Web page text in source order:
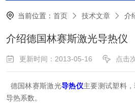
当前位置：首页 技术文章 介
介绍德国林赛斯激光导热仪
更新时间：2013-05-16 点击
德国林赛斯激光导热仪主要测试塑料
导热系数。